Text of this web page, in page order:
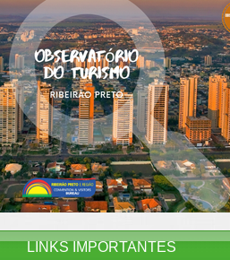
LINKS IMPORTANTES